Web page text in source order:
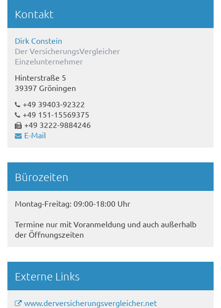
Kontakt
Dirk Constein
Der VersicherungsVergleicher
Einzelunternehmer
Hinterstraße 5
39397 Gröningen
+49 39403-92322
+49 151-15569375
+49 3222-9884246
E-Mail
Bürozeiten
Montag-Freitag: 09:00-18:00 Uhr
Termine nur mit Voranmeldung und auch außerhalb
der Öffnungszeiten
Externe Links
www.derversicherungsvergleicher.net